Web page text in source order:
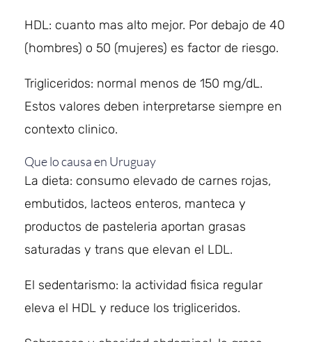
HDL: cuanto mas alto mejor. Por debajo de 40
(hombres) o 50 (mujeres) es factor de riesgo.
Trigliceridos: normal menos de 150 mg/dL.
Estos valores deben interpretarse siempre en
contexto clinico.
Que lo causa en Uruguay
La dieta: consumo elevado de carnes rojas,
embutidos, lacteos enteros, manteca y
productos de pasteleria aportan grasas
saturadas y trans que elevan el LDL.
El sedentarismo: la actividad fisica regular
eleva el HDL y reduce los trigliceridos.